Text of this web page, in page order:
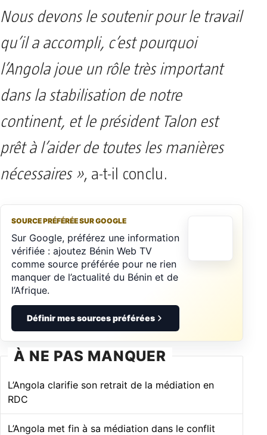
Nous devons le soutenir pour le travail
qu’il a accompli, c’est pourquoi
l’Angola joue un rôle très important
dans la stabilisation de notre
continent, et le président Talon est
prêt à l’aider de toutes les manières
nécessaires », a-t-il conclu.
SOURCE PRÉFÉRÉE SUR GOOGLE
Sur Google, préférez une information
vérifiée : ajoutez Bénin Web TV
comme source préférée pour ne rien
manquer de l’actualité du Bénin et de
l’Afrique.
Définir mes sources préférées
À NE PAS MANQUER
L’Angola clarifie son retrait de la médiation en
RDC
L’Angola met fin à sa médiation dans le conflit